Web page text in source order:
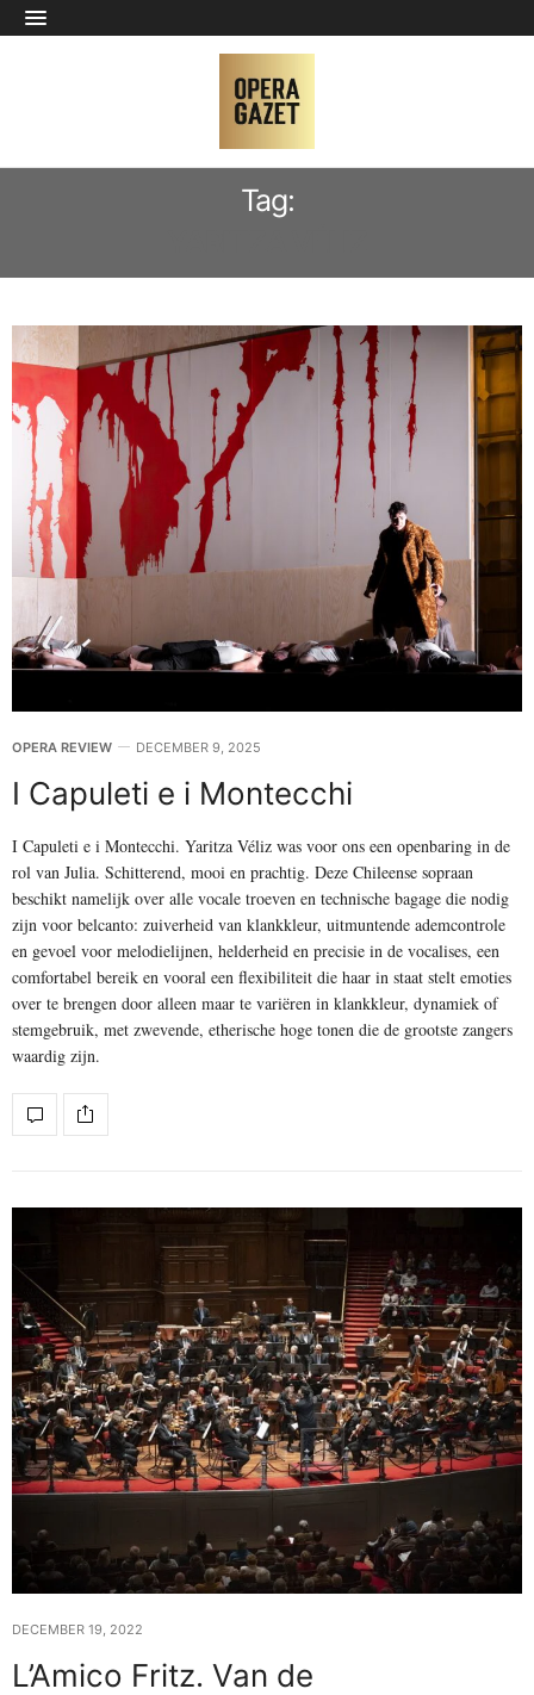
Tag:
OPERA REVIEW DECEMBER 9, 2025
I Capuleti e i Montecchi
I Capuleti e i Montecchi. Yaritza Véliz was voor ons een openbaring in de
rol van Julia. Schitterend, mooi en prachtig. Deze Chileense sopraan
beschikt namelijk over alle vocale troeven en technische bagage die nodig
zijn voor belcanto: zuiverheid van klankkleur, uitmuntende ademcontrole
en gevoel voor melodielijnen, helderheid en precisie in de vocalises, een
comfortabel bereik en vooral een flexibiliteit die haar in staat stelt emoties
over te brengen door alleen maar te variëren in klankkleur, dynamiek of
stemgebruik, met zwevende, etherische hoge tonen die de grootste zangers
waardig zijn.
DECEMBER 19, 2022
L’Amico Fritz. Van de